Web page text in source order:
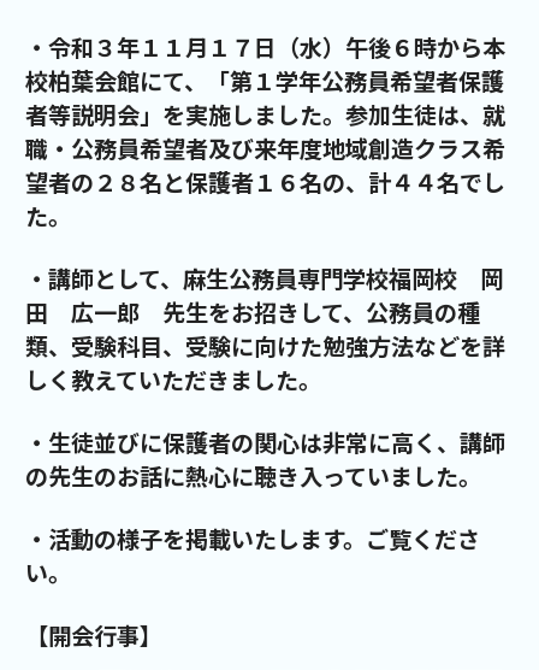
・令和３年１１月１７日（水）午後６時から本
校柏葉会館にて、「第１学年公務員希望者保護
者等説明会」を実施しました。参加生徒は、就
職・公務員希望者及び来年度地域創造クラス希
望者の２８名と保護者１６名の、計４４名でし
た。
・講師として、麻生公務員専門学校福岡校 岡
田 広一郎 先生をお招きして、公務員の種
類、受験科目、受験に向けた勉強方法などを詳
しく教えていただきました。
・生徒並びに保護者の関心は非常に高く、講師
の先生のお話に熱心に聴き入っていました。
・活動の様子を掲載いたします。ご覧くださ
い。
【開会行事】